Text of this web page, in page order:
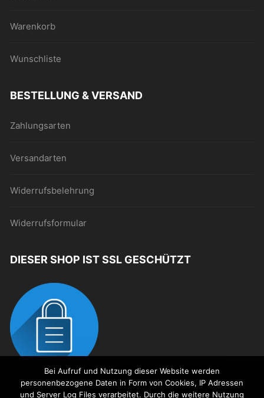
Dies ist ein Demostore zu
Warenkorb
Wunschliste
BESTELLUNG & VERSAND
Zahlungsarten
Versandarten
Widerrufsbelehrung
Widerrufsformular
DIESER SHOP IST SSL GESCHÜTZT
Bei Aufruf und Nutzung dieser Website werden
personenbezogene Daten in Form von Cookies, IP Adressen
und Server Log Files verarbeitet. Durch die weitere Nutzung